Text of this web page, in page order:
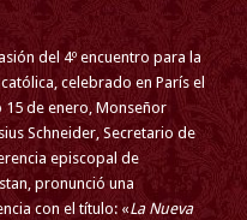
del 4º encuentro para la
celebrado en París el
15 de enero, Monseñor
Schneider, Secretario de
episcopal de
pronunció una
con el título: «La Nueva